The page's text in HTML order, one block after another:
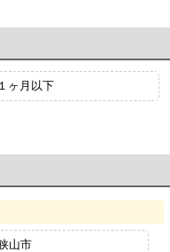
１ヶ月以下
山市